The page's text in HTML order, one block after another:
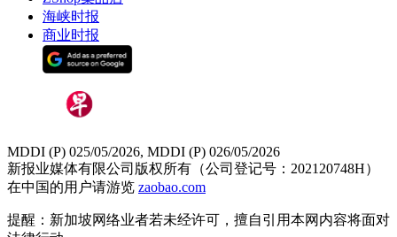
海峡时报
商业时报
MDDI (P) 025/05/2026, MDDI (P) 026/05/2026
新报业媒体有限公司版权所有（公司登记号：202120748H）
在中国的用户请游览 zaobao.com
提醒：新加坡网络业者若未经许可，擅自引用本网内容将面对